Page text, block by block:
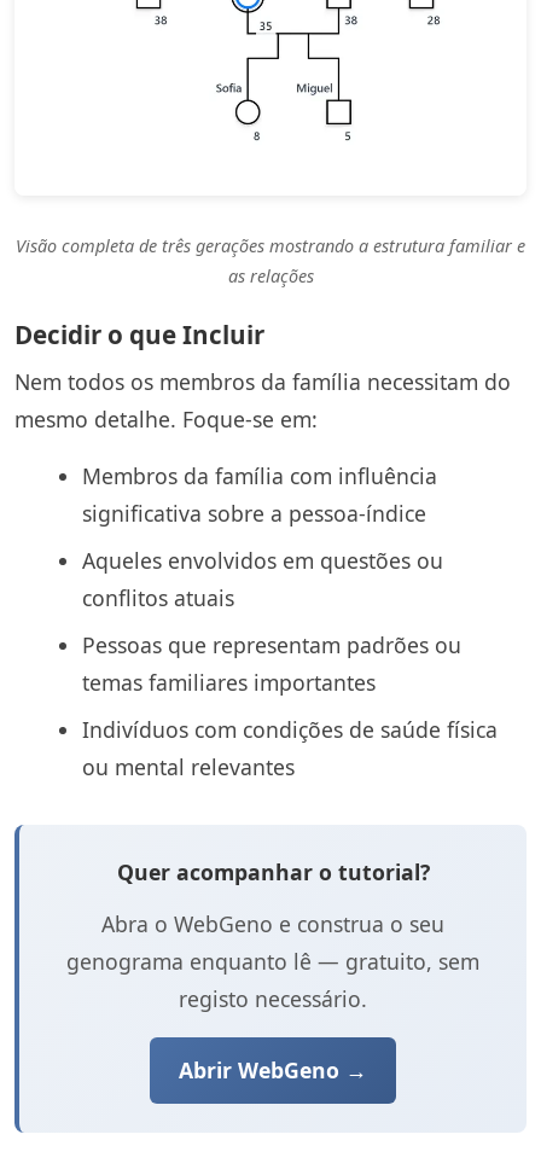
Visão completa de três gerações mostrando a estrutura familiar e
as relações
Decidir o que Incluir
Nem todos os membros da família necessitam do
mesmo detalhe. Foque-se em:
Membros da família com influência
significativa sobre a pessoa-índice
Aqueles envolvidos em questões ou
conflitos atuais
Pessoas que representam padrões ou
temas familiares importantes
Indivíduos com condições de saúde física
ou mental relevantes
Quer acompanhar o tutorial?
Abra o WebGeno e construa o seu
genograma enquanto lê — gratuito, sem
registo necessário.
Abrir WebGeno →